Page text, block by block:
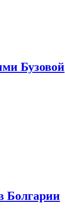
Бузовой
Болгарии